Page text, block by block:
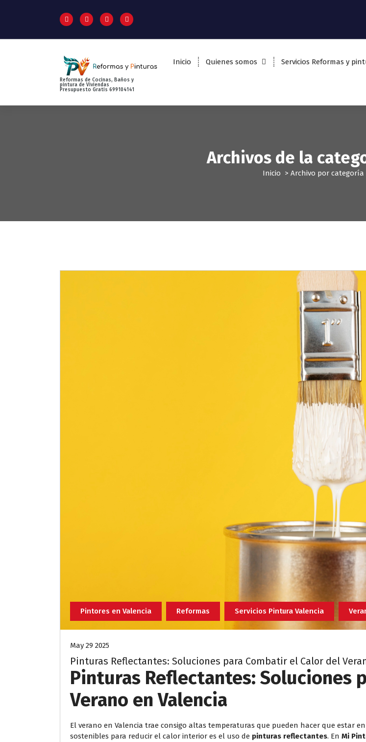
t
Reformas de Cocinas, Baños y
pintura de Viviendas
Presupuesto Gratis 699104141
Inicio Quienes somos Servicios Reformas y
Archivos de la
Inicio > Archivo por categoría
Pintores en Valencia Reformas Servicios Pintura Valencia
May 29 2025
Pinturas Reflectantes: Soluciones para Combatir el Calor del
Pinturas Reflectantes: Soluciones
Verano en Valencia
El verano en Valencia trae consigo altas temperaturas que pueden hacer que estar
sostenibles para reducir el calor interior es el uso de pinturas reflectantes. En Mi